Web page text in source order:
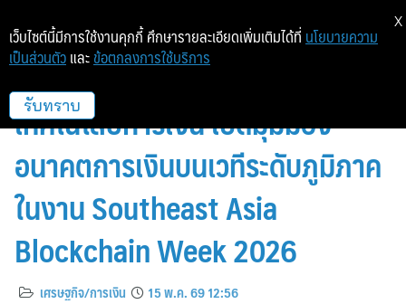
SCBX ตอกย้ำความเป็นผู้นำด้าน
เทคโนโลยีการเงิน เปิดมุมมอง
อนาคตการเงินบนเวทีระดับภูมิภาค
ในงาน Southeast Asia
Blockchain Week 2026
เศรษฐกิจ/การเงิน 15 พ.ค. 69 12:56
เว็บไซต์นี้มีการใช้งานคุกกี้ ศึกษารายละเอียดเพิ่มเติมได้ที่ นโยบายความ
เป็นส่วนตัว และ ข้อตกลงการใช้บริการ
รับทราบ
X